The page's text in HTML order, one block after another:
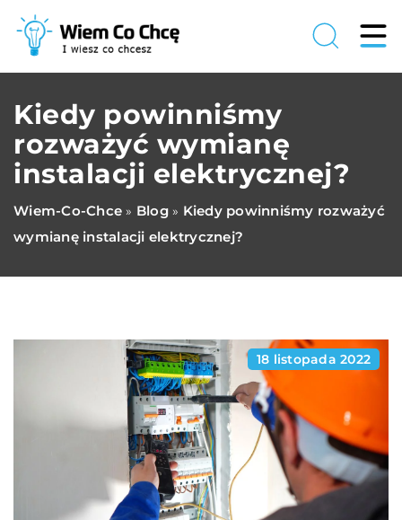
Kiedy powinniśmy
rozważyć wymianę
instalacji elektrycznej?
Wiem-Co-Chce » Blog» Kiedy powinniśmy rozważyć
wymianę instalacji elektrycznej?
18 listopada 2022